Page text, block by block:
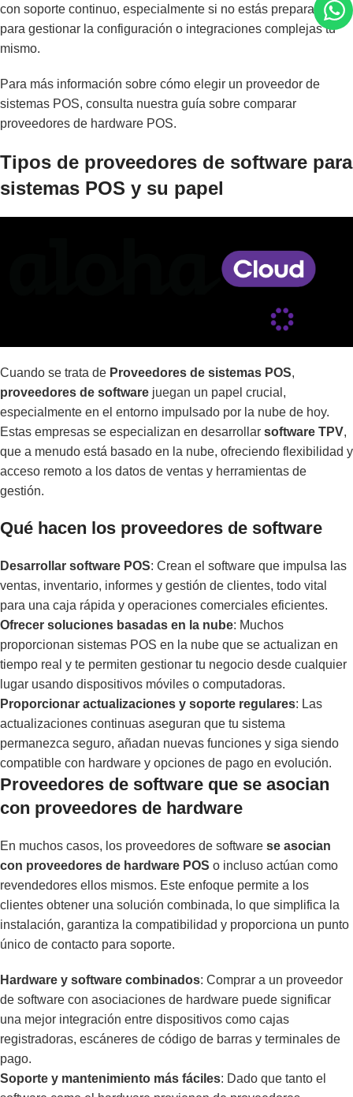
con soporte continuo, especialmente si no estás preparado
para gestionar la configuración o integraciones complejas tú
mismo.
Para más información sobre cómo elegir un proveedor de
sistemas POS, consulta nuestra guía sobre comparar
proveedores de hardware POS.
Tipos de proveedores de software para
sistemas POS y su papel
Cuando se trata de Proveedores de sistemas POS,
proveedores de software juegan un papel crucial,
especialmente en el entorno impulsado por la nube de hoy.
Estas empresas se especializan en desarrollar software TPV,
que a menudo está basado en la nube, ofreciendo flexibilidad y
acceso remoto a los datos de ventas y herramientas de
gestión.
Qué hacen los proveedores de software
Desarrollar software POS: Crean el software que impulsa las
ventas, inventario, informes y gestión de clientes, todo vital
para una caja rápida y operaciones comerciales eficientes.
Ofrecer soluciones basadas en la nube: Muchos
proporcionan sistemas POS en la nube que se actualizan en
tiempo real y te permiten gestionar tu negocio desde cualquier
lugar usando dispositivos móviles o computadoras.
Proporcionar actualizaciones y soporte regulares: Las
actualizaciones continuas aseguran que tu sistema
permanezca seguro, añadan nuevas funciones y siga siendo
compatible con hardware y opciones de pago en evolución.
Proveedores de software que se asocian
con proveedores de hardware
En muchos casos, los proveedores de software se asocian
con proveedores de hardware POS o incluso actúan como
revendedores ellos mismos. Este enfoque permite a los
clientes obtener una solución combinada, lo que simplifica la
instalación, garantiza la compatibilidad y proporciona un punto
único de contacto para soporte.
Hardware y software combinados: Comprar a un proveedor
de software con asociaciones de hardware puede significar
una mejor integración entre dispositivos como cajas
registradoras, escáneres de código de barras y terminales de
pago.
Soporte y mantenimiento más fáciles: Dado que tanto el